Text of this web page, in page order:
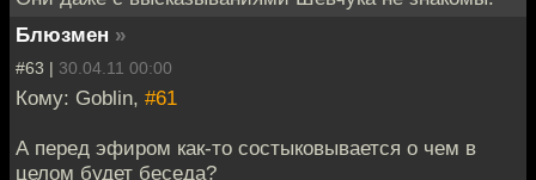
Блюзмен »
#63 | 30.04.11 00:00
Кому: Goblin, #61
А перед эфиром как-то состыковывается о чем в
целом будет беседа?